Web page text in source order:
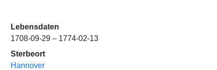
Lebensdaten
1708-09-29 – 1774-02-13
Sterbeort
Hannover